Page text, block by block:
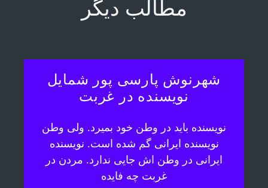
مطالب دیگر
شهرنوش پارسی پور شمایل
نویسنده در غربت
نویسنده باید در وطن خود بمیرد. ولی وطن
نویسنده ایرانی گم شده است. نویسنده
ایرانی در وطن اش جایی ندارد. مردن در
غربت چه فایده